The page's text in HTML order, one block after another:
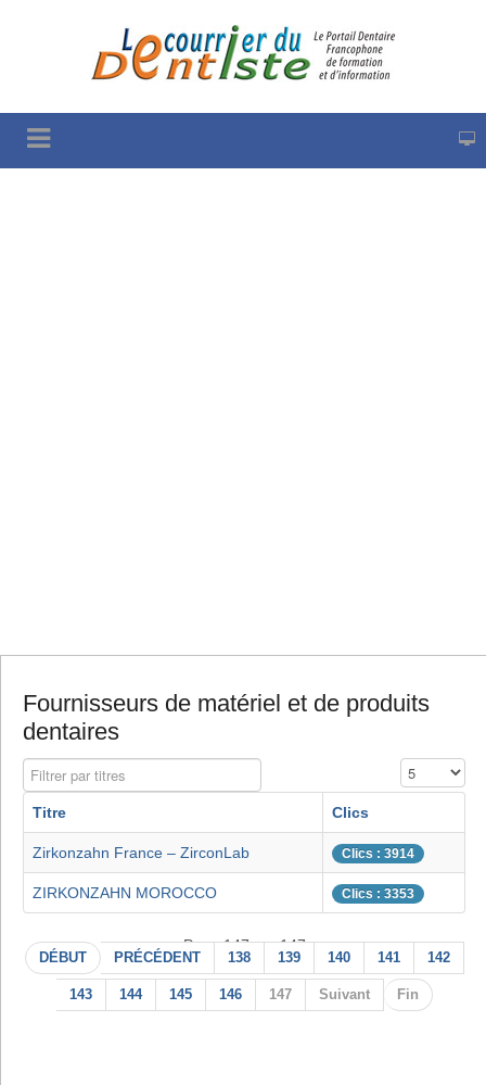
Fournisseurs de matériel et de produits
dentaires
Filtrer par titres Affichage #
Titre Clics
Zirkonzahn France – ZirconLab Clics : 3914
ZIRKONZAHN MOROCCO Clics : 3353
Page 147 sur 147
DÉBUT PRÉCÉDENT 138 139 140 141 142
143 144 145 146 147 Suivant Fin